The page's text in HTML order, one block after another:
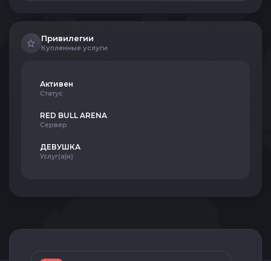
Привилегии
Купленные услуги
Активен
Статус
RED BULL ARENA
Сервер
ДЕВУШКА
Услуг(а|и)